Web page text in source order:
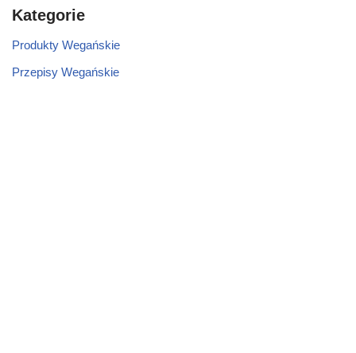
Kategorie
Produkty Wegańskie
Przepisy Wegańskie